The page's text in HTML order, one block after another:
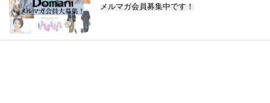
メルマガ会員募集中です！